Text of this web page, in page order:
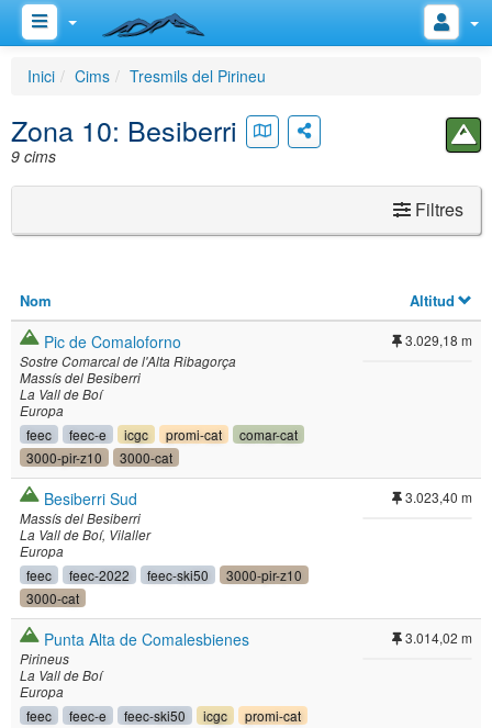
Inici Cims Tresmils del Pirineu
Zona 10: Besiberri
9 cims
Filtres
Nom Altitud
Pic de Comaloforno
Sostre Comarcal de l'Alta Ribagorça
Massís del Besiberri
La Vall de Boí
Europa
feec feec-e icgc promi-cat
comar-cat
3000-pir-z10
3000-cat
3.029,18 m
Besiberri Sud
Massís del Besiberri
La Vall de Boí Vilaller
Europa
feec feec-2022 feec-ski50
3000-pir-z10
3000-cat
3.023,40 m
Punta Alta de Comalesbienes
Pirineus
La Vall de Boí
Europa
feec feec-e feec-ski50 icgc
promi-cat
3.014,02 m